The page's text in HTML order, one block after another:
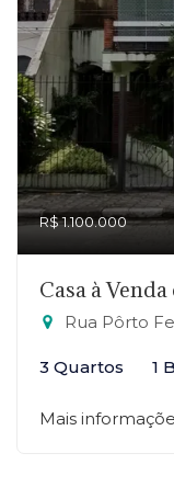
R$ 1.100.000
Casa à
Rua Pôrto
3 Quartos 1
Mais